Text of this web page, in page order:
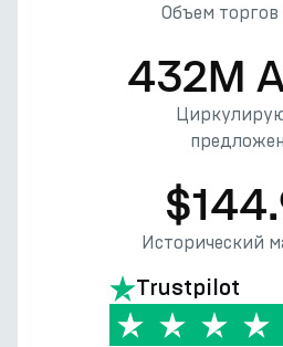
Объем торгов
432M
Исторический
Trustpilot